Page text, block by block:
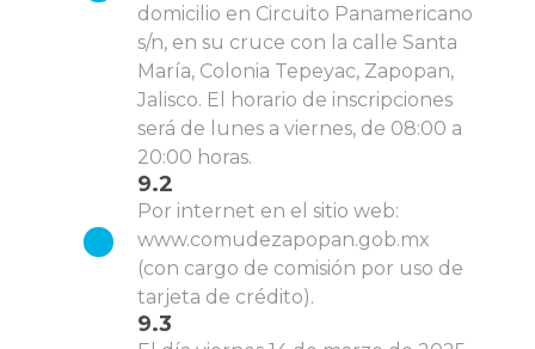
domicilio en Circuito Panamericano
s/n, en su cruce con la calle Santa
María, Colonia Tepeyac, Zapopan,
Jalisco. El horario de inscripciones
será de lunes a viernes, de 08:00 a
20:00 horas.
9.2
Por internet en el sitio web:
www.comudezapopan.gob.mx
(con cargo de comisión por uso de
tarjeta de crédito).
9.3